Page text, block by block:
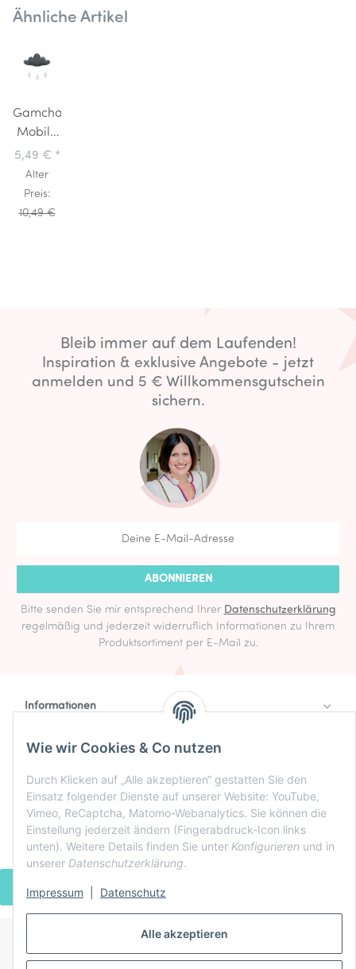
Alle akzeptieren
Wie wir Cookies & Co nutzen
Durch Klicken auf „Alle akzeptieren“ gestatten Sie den
Einsatz folgender Dienste auf unserer Website: YouTube,
Vimeo, ReCaptcha, Matomo-Webanalytics. Sie können die
Einstellung jederzeit ändern (Fingerabdruck-Icon links
unten). Weitere Details finden Sie unter Konfigurieren und in
unserer Datenschutzerklärung.
Impressum Datenschutz
Ähnliche Artikel
Gamcha
Mobile
Wolke
mit
Tropfen
Natur
5,49 € *
Alter
Preis:
10,49 €
Bleib immer auf dem Laufenden!
Inspiration & exklusive Angebote - jetzt
anmelden und 5 € Willkommensgutschein
sichern.
ABONNIEREN
Bitte senden Sie mir entsprechend Ihrer Datenschutzerklärung
regelmäßig und jederzeit widerruflich Informationen zu Ihrem
Produktsortiment per E-Mail zu.
Informationen
Zahlung & Versand
VERTRAG WIDERRUFEN
* Alle Preise inkl. gesetzlicher USt., zzgl.Versand